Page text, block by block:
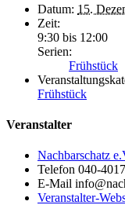
Datum: 15.
Zeit:
9:30 bis 12:00
Serien:
Frühstück
Frühstück
Veranstalter
Nachbarschatz
Telefon 040-
E-Mail
Veranstalter-